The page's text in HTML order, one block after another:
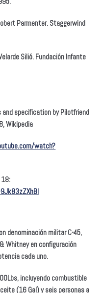
Parmenter. Staggerwind
Silió. Fundación Infante
and specification by Pilotfriend
Wikipedia
watch?
18:
denominación militar C-45,
Whitney en configuración
cada uno.
incluyendo combustible
(16 Gal) y seis personas a